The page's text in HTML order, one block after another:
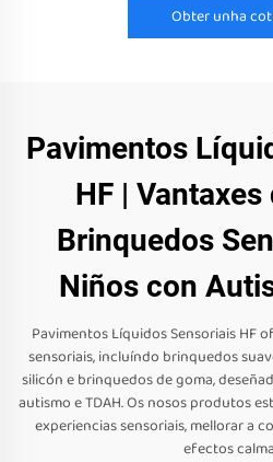
Obter unha
Pavimentos
HF |
Brinquedos
Niños con
Pavimentos Líquidos Sensoriais HF
sensoriais, incluíndo brinquedos
silicón e brinquedos de goma,
autismo e TDAH. Os nosos produtos
experiencias sensoriais, mellorar a
efectos